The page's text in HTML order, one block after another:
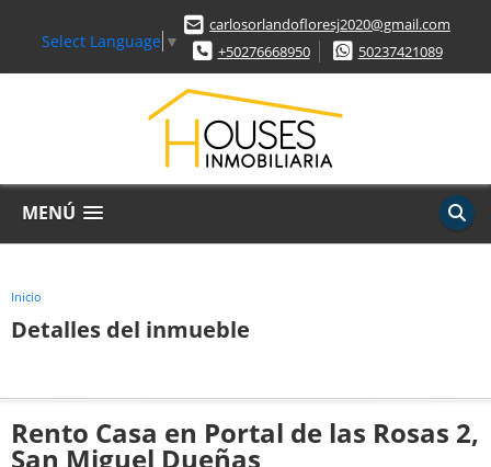
Select Language ▼
carlosorlandofloresj2020@gmail.com
+50276668950
50237421089
MENÚ
Inicio
Detalles del inmueble
Rento Casa en Portal de las Rosas 2,
San Miguel Dueñas